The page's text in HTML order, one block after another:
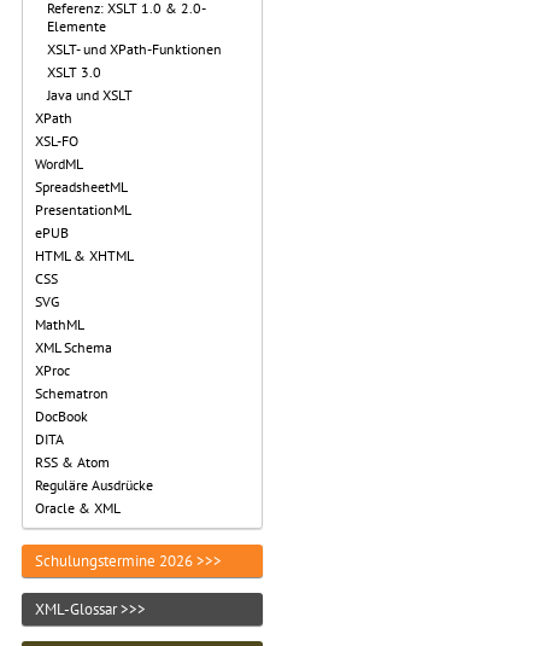
Referenz: XSLT 1.0 & 2.0-
Elemente
XSLT- und XPath-Funktionen
XSLT 3.0
Java und XSLT
XPath
XSL-FO
WordML
SpreadsheetML
PresentationML
ePUB
HTML & XHTML
CSS
SVG
MathML
XML Schema
XProc
Schematron
DocBook
DITA
RSS & Atom
Reguläre Ausdrücke
Oracle & XML
Schulungstermine 2026 >>>
XML-Glossar >>>